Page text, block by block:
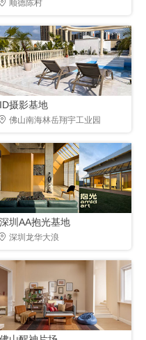
顺德陈村
ID摄影基地
佛山南海林岳翔宇工业园
深圳AA抱光基地
深圳龙华大浪